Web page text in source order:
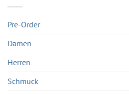
Pre-Order
Damen
Herren
Schmuck